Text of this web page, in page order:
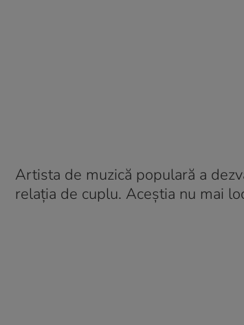
Artista de muzică populară a
relația de cuplu. Aceștia nu mai